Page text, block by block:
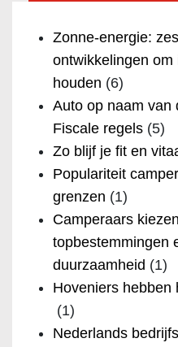
Zonne-energie:
ontwikkelingen om
houden (6)
Auto op naam van
Fiscale regels (5)
Zo blijf je fit en
Populariteit
grenzen (1)
Camperaars
topbestemmingen
duurzaamheid (1)
Hoveniers hebben
(1)
Nederlands